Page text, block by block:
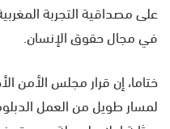
على مصداقية التجربة
في مجال حقوق الإنسان.
لمسار طويل من العمل